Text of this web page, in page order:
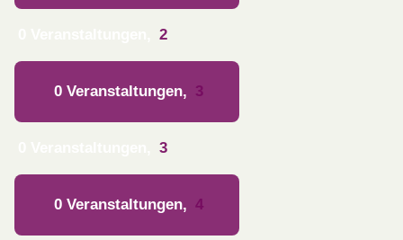
2
0 Veranstaltungen, 3
3
0 Veranstaltungen, 4